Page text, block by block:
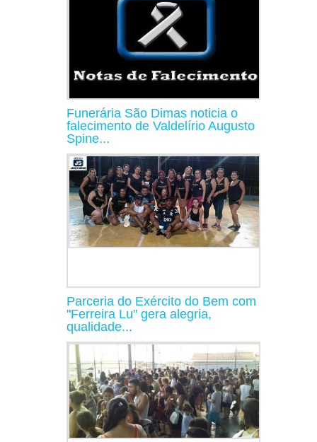
Funerária São Dimas noticia o
falecimento de Valdelírio Augusto
Spine...
Parceria do Exército do Bem com
"Ferreira Lu" gera alegria,
qualidade...